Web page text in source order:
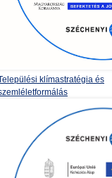
klímastratégia és